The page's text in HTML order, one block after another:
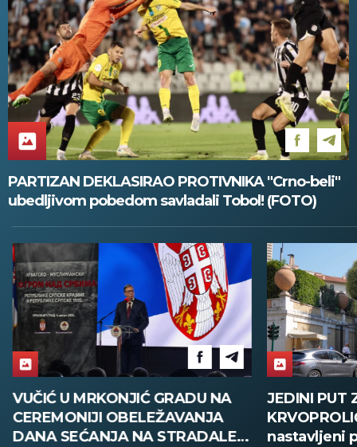
PARTIZAN DEKLASIRAO PROTIVNIKA "Crno-beli"
ubedljivom pobedom savladali Tobol! (FOTO)
VUČIĆ U MRKONJIĆ GRADU NA
CEREMONIJI OBELEŽAVANJA
DANA SEĆANJA NA STRADALE:
JEDINI PUT
nastavljeni